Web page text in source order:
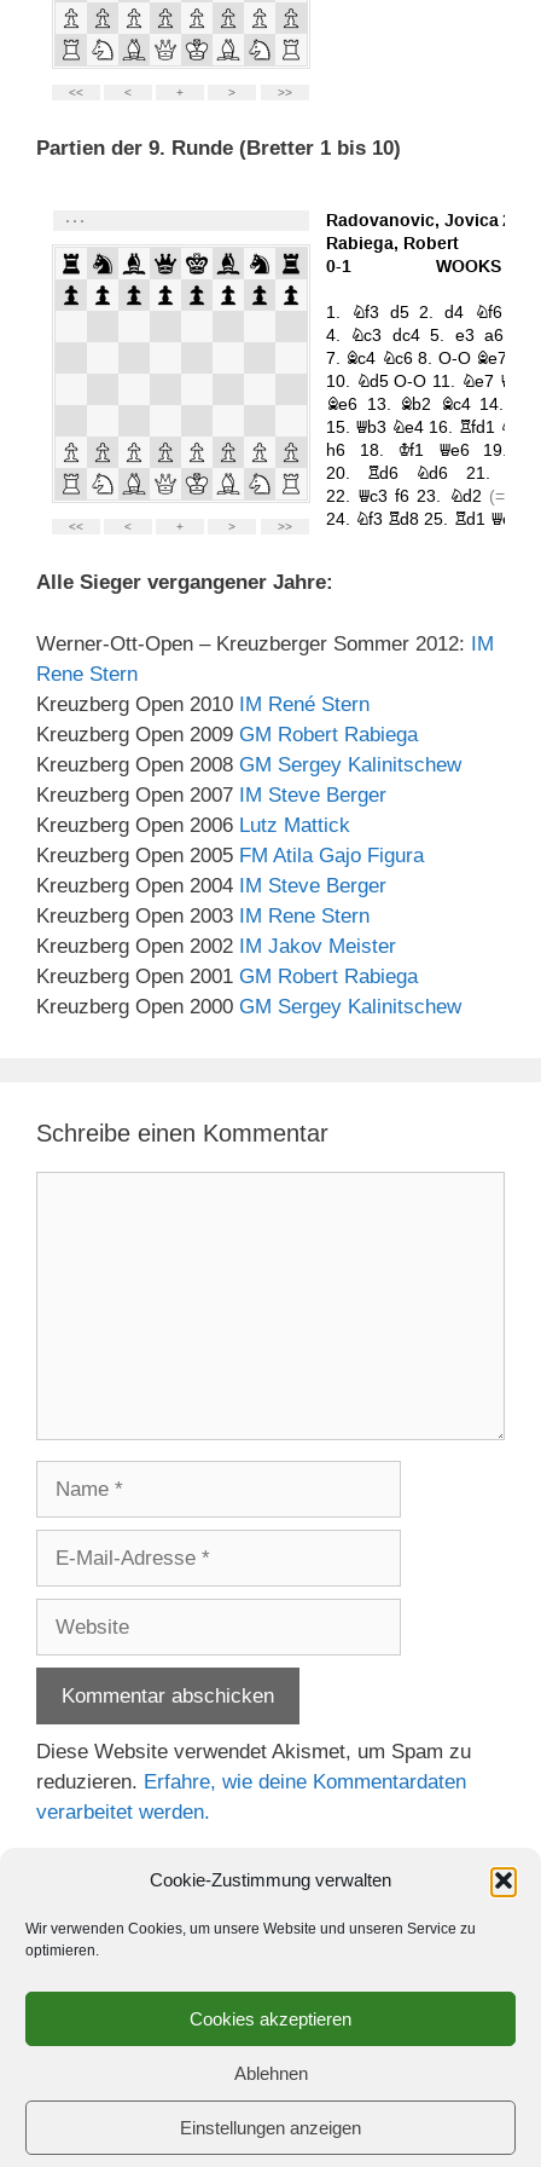
Cookie-Zustimmung verwalten
Wir verwenden Cookies, um unsere Website und unseren Service zu
optimieren.
Cookies akzeptieren
Ablehnen
Einstellungen anzeigen
Partien der 9. Runde (Bretter 1 bis 10)
Alle Sieger vergangener Jahre:
Werner-Ott-Open – Kreuzberger Sommer 2012: IM
Rene Stern
Kreuzberg Open 2010 IM René Stern
Kreuzberg Open 2009 GM Robert Rabiega
Kreuzberg Open 2008 GM Sergey Kalinitschew
Kreuzberg Open 2007 IM Steve Berger
Kreuzberg Open 2006 Lutz Mattick
Kreuzberg Open 2005 FM Atila Gajo Figura
Kreuzberg Open 2004 IM Steve Berger
Kreuzberg Open 2003 IM Rene Stern
Kreuzberg Open 2002 IM Jakov Meister
Kreuzberg Open 2001 GM Robert Rabiega
Kreuzberg Open 2000 GM Sergey Kalinitschew
Schreibe einen Kommentar
Adresse
Diese Website verwendet Akismet, um Spam zu
reduzieren. Erfahre, wie deine Kommentardaten
verarbeitet werden.
© 2026 Schach-Club Kreuzberg e.V.• Erstellt mitGeneratePress